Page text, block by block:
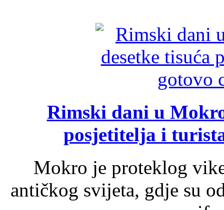
Rimski dani u
posjetitelja i
Mokro je proteklog
antičkog svijeta, gdje su